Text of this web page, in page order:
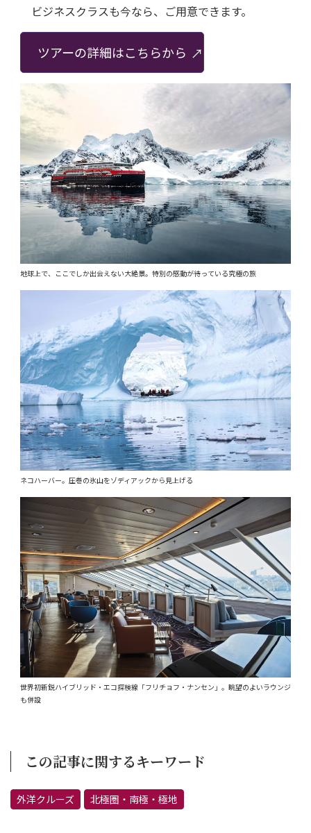
ビジネスクラスも今なら、ご用意できます。
ツアーの詳細はこちらから
地球上で、ここでしか出会えない大絶景。特別の感動が待っている究極の旅
ネコハーバー。圧巻の氷山をゾディアックから見上げる
世界初新鋭ハイブリッド・エコ探検線「フリチョフ・ナンセン」。眺望のよいラウンジ
も併設
この記事に関するキーワード
外洋クルーズ 北極圏・南極・極地